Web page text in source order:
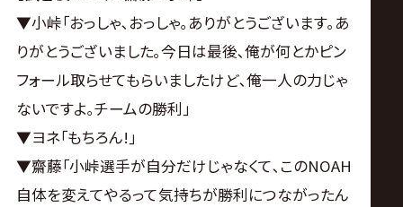
▼小峠｢おっしゃ､おっしゃ｡ありがとうございます｡あ
りがとうございました｡今日は最後､俺が何とかピン
フォール取らせてもらいましたけど､俺一人の力じゃ
ないですよ｡チームの勝利｣
▼ヨネ｢もちろん!｣
▼齋藤｢小峠選手が自分だけじゃなくて､このNOAH
自体を変えてやるって気持ちが勝利につながったん